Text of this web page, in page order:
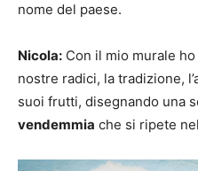
nome del paese.
Nicola: Con il mio murale
nostre radici, la tradizione,
suoi frutti, disegnando una
vendemmia che si ripete